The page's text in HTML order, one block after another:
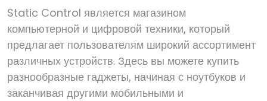
Static Control является магазином
компьютерной и цифровой техники, который
предлагает пользователям широкий ассортимент
различных устройств. Здесь вы можете купить
разнообразные гаджеты, начиная с ноутбуков и
заканчивая другими мобильными и